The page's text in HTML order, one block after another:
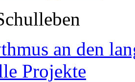
an den
Projekte